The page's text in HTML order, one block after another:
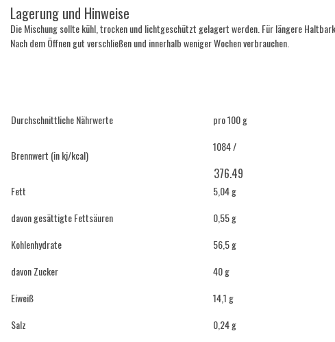
Lagerung und Hinweise
Die Mischung sollte kühl, trocken und lichtgeschützt gelagert werden. Für längere
Nach dem Öffnen gut verschließen und innerhalb weniger Wochen verbrauchen.
Durchschnittliche Nährwerte pro 100 g
Brennwert (in kj/kcal)
1084 /
376.49
Fett
5,04 g
davon gesättigte Fettsäuren
0,55 g
Kohlenhydrate
56,5 g
davon Zucker
40 g
Eiweiß
14,1 g
Salz
0,24 g